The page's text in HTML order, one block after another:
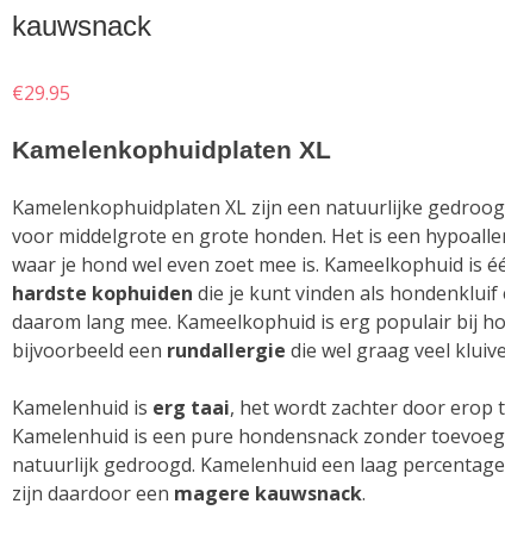
kauwsnack
€29.95
Kamelenkophuidplaten XL
Kamelenkophuidplaten XL zijn een natuurlijke
voor middelgrote en grote honden. Het is een
waar je hond wel even zoet mee is. Kameelkophuid is
hardste kophuiden die je kunt vinden als hondenkluif
daarom lang mee. Kameelkophuid is erg populair bij
bijvoorbeeld een rundallergie die wel graag veel
Kamelenhuid is erg taai, het wordt zachter door erop
Kamelenhuid is een pure hondensnack zonder
natuurlijk gedroogd. Kamelenhuid een laag
zijn daardoor een magere kauwsnack.